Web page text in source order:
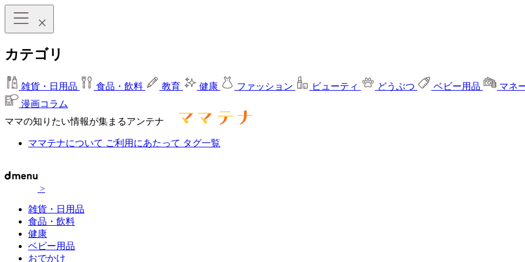
カテゴリ
雑貨・日用品 食品・飲料 教育 健康 ファッション ビューティ どうぶつ ベビー用品
マネ
漫画コラム
ママの知りたい情報が集まるアンテナ
ママテナについて ご利用にあたって タグ一覧
>
雑貨・日用品
食品・飲料
健康
ベビー用品
おでかけ